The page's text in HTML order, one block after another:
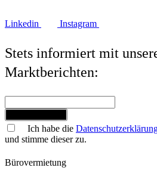
Linkedin Instagram
Stets informiert mit
Marktberichten:
Ich habe die
und stimme dieser zu.
Bürovermietung